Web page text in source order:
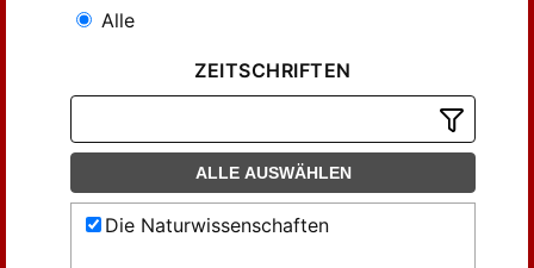
Alle
ZEITSCHRIFTEN
ALLE AUSWÄHLEN
Die Naturwissenschaften